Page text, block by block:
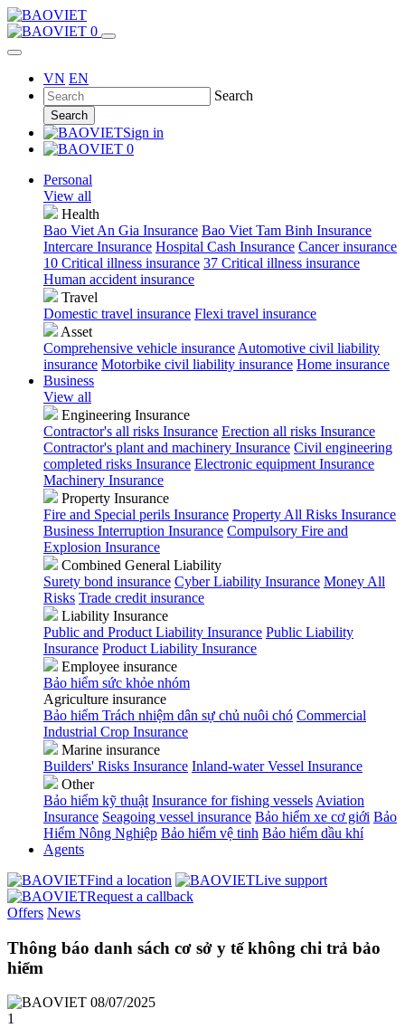
0
VN EN
Search
Search
Sign in
0
Personal
View all
Health
Bao Viet An Gia Insurance Bao Viet Tam Binh Insurance
Intercare Insurance Hospital Cash Insurance Cancer insurance
10 Critical illness insurance 37 Critical illness insurance
Human accident insurance
Travel
Domestic travel insurance Flexi travel insurance
Asset
Comprehensive vehicle insurance Automotive civil liability
insurance Motorbike civil liability insurance Home insurance
Business
View all
Engineering Insurance
Contractor's all risks Insurance Erection all risks Insurance
Contractor's plant and machinery Insurance Civil engineering
completed risks Insurance Electronic equipment Insurance
Machinery Insurance
Property Insurance
Fire and Special perils Insurance Property All Risks Insurance
Business Interruption Insurance Compulsory Fire and
Explosion Insurance
Combined General Liability
Surety bond insurance Cyber Liability Insurance Money All
Risks Trade credit insurance
Liability Insurance
Public and Product Liability Insurance Public Liability
Insurance Product Liability Insurance
Employee insurance
Bảo hiểm sức khỏe nhóm
Agriculture insurance
Bảo hiểm Trách nhiệm dân sự chủ nuôi chó Commercial
Industrial Crop Insurance
Marine insurance
Builders' Risks Insurance Inland-water Vessel Insurance
Other
Bảo hiểm kỹ thuật Insurance for fishing vessels Aviation
Insurance Seagoing vessel insurance Bảo hiểm xe cơ giới Bảo
Hiểm Nông Nghiệp Bảo hiểm vệ tinh Bảo hiểm dầu khí
Agents
Find a location
Live support
Request a callback
Offers News
Thông báo danh sách cơ sở y tế không chi trả bảo
hiểm
08/07/2025
1